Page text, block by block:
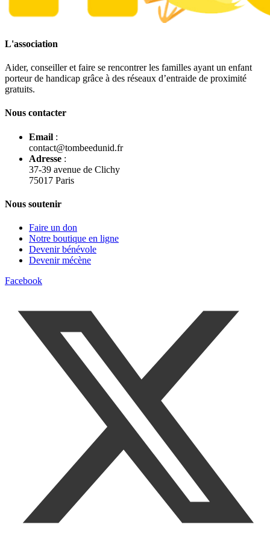
L'association
Aider, conseiller et faire se rencontrer les familles ayant un enfant
porteur de handicap grâce à des réseaux d’entraide de proximité
gratuits.
Nous contacter
Email :
contact@tombeedunid.fr
Adresse :
37-39 avenue de Clichy
75017 Paris
Nous soutenir
Faire un don
Notre boutique en ligne
Devenir bénévole
Devenir mécène
Facebook